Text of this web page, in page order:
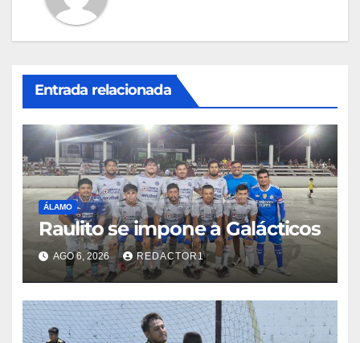
Entrada relacionada
ÁLAMO
Raulito se impone a Galácticos
AGO 6, 2026 REDACTOR1